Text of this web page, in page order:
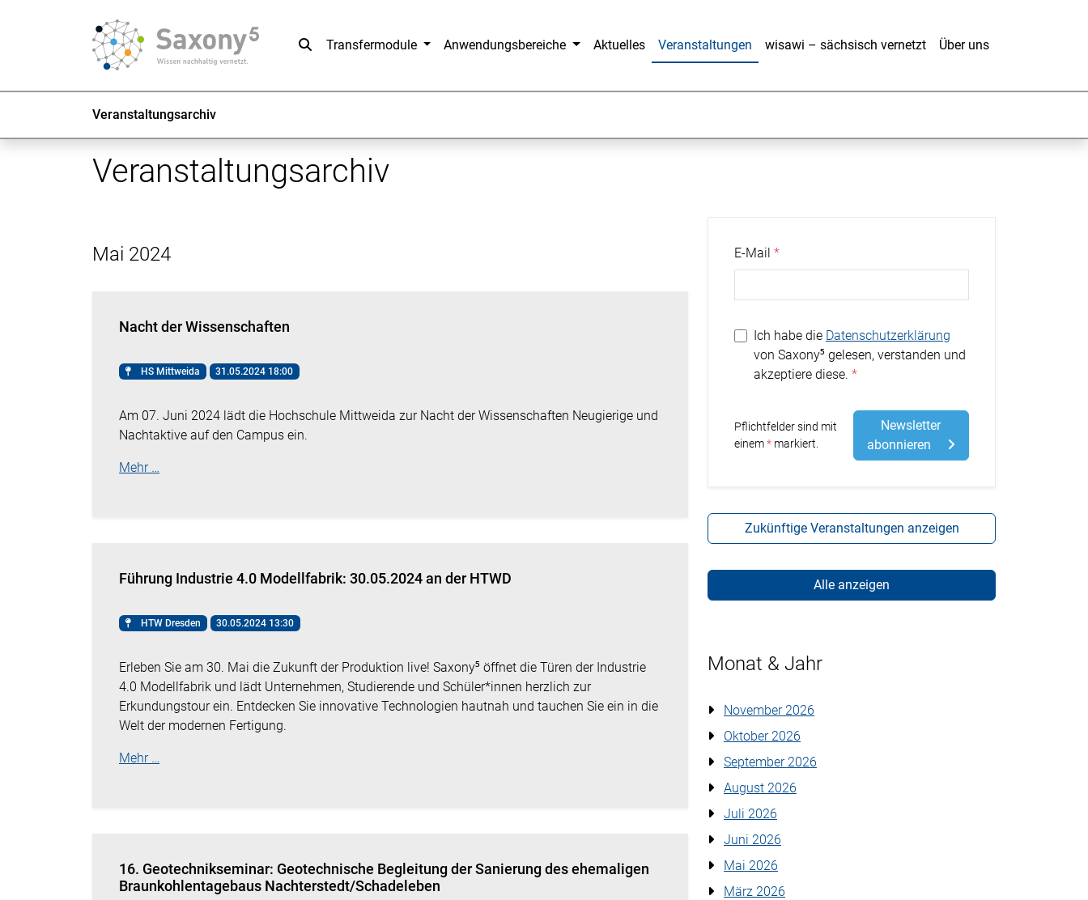
SucheTransfermodule Anwendungsbereiche Aktuelles Veranstaltungen wisawi – sächsisch vernetzt Über uns
Veranstaltungsarchiv
Veranstaltungsarchiv
Mai 2024
Nacht der Wissenschaften
HS Mittweida 31.05.2024 18:00
Am 07. Juni 2024 lädt die Hochschule Mittweida zur Nacht der Wissenschaften Neugierige und
Nachtaktive auf den Campus ein.
Mehr …
Führung Industrie 4.0 Modellfabrik: 30.05.2024 an der HTWD
HTW Dresden 30.05.2024 13:30
Erleben Sie am 30. Mai die Zukunft der Produktion live! Saxony⁵ öffnet die Türen der Industrie
4.0 Modellfabrik und lädt Unternehmen, Studierende und Schüler*innen herzlich zur
Erkundungstour ein. Entdecken Sie innovative Technologien hautnah und tauchen Sie ein in die
Welt der modernen Fertigung.
Mehr …
16. Geotechnikseminar: Geotechnische Begleitung der Sanierung des ehemaligen
Braunkohlentagebaus Nachterstedt/Schadeleben
E-Mail
Ich habe die Datenschutzerklärung
von Saxony⁵ gelesen, verstanden und
akzeptiere diese.
Pflichtfelder sind mit
einem
Stern
markiert.
Newsletter
abonnieren
Zukünftige Veranstaltungen anzeigen
Alle anzeigen
Monat & Jahr
November 2026
Oktober 2026
September 2026
August 2026
Juli 2026
Juni 2026
Mai 2026
März 2026